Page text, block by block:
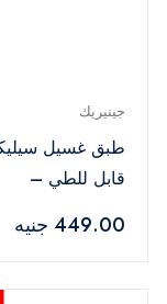
جينيريك
طبق غسيل
قابل للطي –
449.00 جنيه